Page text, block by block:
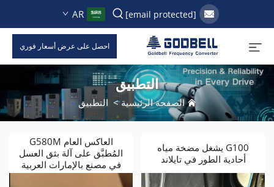
[email protected]
AR
احصل على عرض أسعار فوري
التطبيق
الصفحة الرئيسية> التطبيق
G100 يشغل مضخة مياه
أحادية الطور في تايلاند
العاكس العام G580M
المُطبَّق على آلة بثق العسل
في مصنع بالإمارات العربية
المتحدة